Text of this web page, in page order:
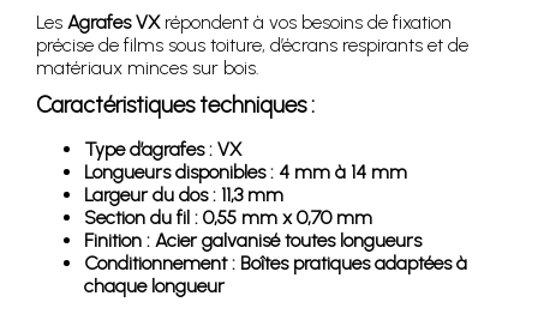
Les Agrafes VXrépondent à vos besoins de fixation
précise de films sous toiture, d’écrans respirants et de
matériaux minces sur bois.
Caractéristiques techniques :
Type d’agrafes : VX
Longueurs disponibles : 4 mm à 14 mm
Largeur du dos : 11,3 mm
Section du fil : 0,55 mm x 0,70 mm
Finition : Acier galvanisé toutes longueurs
Conditionnement : Boîtes pratiques adaptées à
chaque longueur